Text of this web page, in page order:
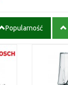
Popularność